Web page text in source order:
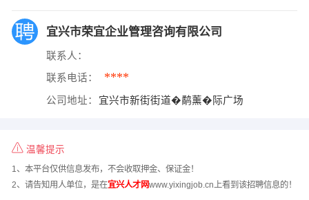
宜兴市荣宜企业管理咨询有限公司
联系人：
联系电话： ****
公司地址： 宜兴市新街街道�鹬薰�际广场
温馨提示
1、本平台仅供信息发布，不会收取押金、保证金！
2、请告知用人单位，是在宜兴人才网www.yixingjob.cn上看到该招聘信息的！